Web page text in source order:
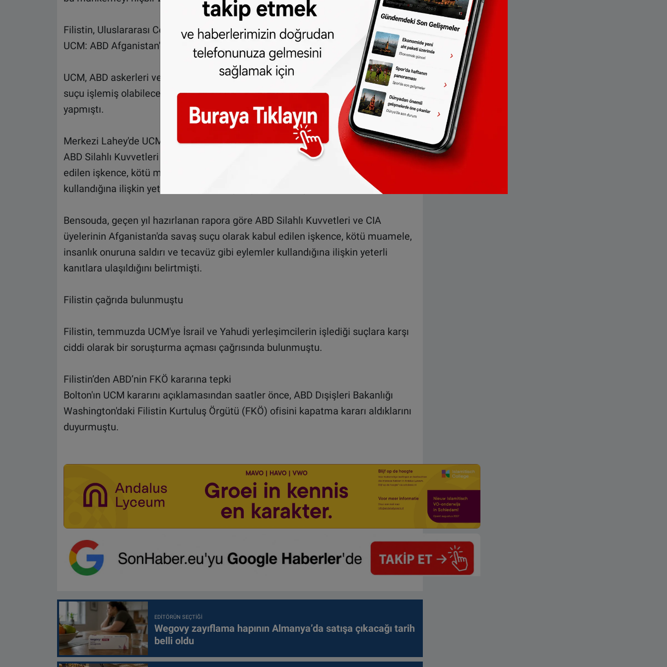
Filistin, Uluslararası Ceza Mahkemesi'ne başvurdu
UCM: ABD Afganistan'da savaş suçu işlemiş olabilir
UCM, ABD askerleri ve Merkezi İstihbarat Teşkilatı'nın (CIA) Afganistan'da savaş
suçu işlemiş olabileceklerine dair kanıtlara ulaşıldığına ilişkin açıklama
yapmıştı.
Merkezi Lahey'de UCM Savcısı Fatou Bensouda, geçen yıl hazırlanan rapora göre
ABD Silahlı Kuvvetleri ve CIA üyelerinin Afganistan'da savaş suç olarak kabul
edilen işkence, kötü muamele, insanlık onuruna saldırı ve tecavüz gibi eylemler
kullandığına ilişkin yeterli kanıtlara ulaşıldığını belirtmişti.
Bensouda, geçen yıl hazırlanan rapora göre ABD Silahlı Kuvvetleri ve CIA
üyelerinin Afganistan'da savaş suçu olarak kabul edilen işkence, kötü muamele,
insanlık onuruna saldırı ve tecavüz gibi eylemler kullandığına ilişkin yeterli
kanıtlara ulaşıldığını belirtmişti.
Filistin çağrıda bulunmuştu
Filistin, temmuzda UCM'ye İsrail ve Yahudi yerleşimcilerin işlediği suçlara karşı
ciddi olarak bir soruşturma açması çağrısında bulunmuştu.
Filistin’den ABD’nin FKÖ kararına tepki
Bolton'ın UCM kararını açıklamasından saatler önce, ABD Dışişleri Bakanlığı
Washington'daki Filistin Kurtuluş Örgütü (FKÖ) ofisini kapatma kararı aldıklarını
duyurmuştu.
EDITÖRÜN SEÇTIĞI
Wegovy zayıflama hapının Almanya’da satışa çıkacağı tarih
belli oldu